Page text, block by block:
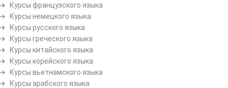
Курсы французского языка
Курсы немецкого языка
Курсы русского языка
Курсы греческого языка
Курсы китайского языка
Курсы корейского языка
Курсы вьетнамского языка
Курсы арабского языка